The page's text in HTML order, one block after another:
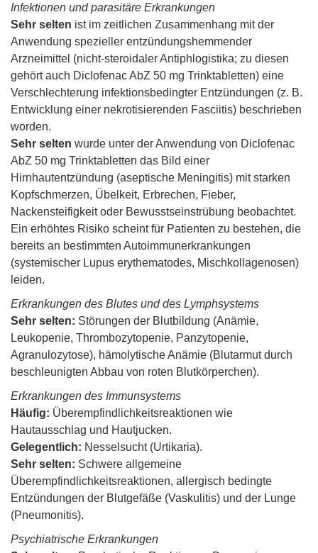
Infektionen und parasitäre Erkrankungen
Sehr selten ist im zeitlichen Zusammenhang mit der
Anwendung spezieller entzündungshemmender
Arzneimittel (nicht-steroidaler Antiphlogistika; zu diesen
gehört auch Diclofenac AbZ 50 mg Trinktabletten) eine
Verschlechterung infektionsbedingter Entzündungen (z. B.
Entwicklung einer nekrotisierenden Fasciitis) beschrieben
worden.
Sehr selten wurde unter der Anwendung von Diclofenac
AbZ 50 mg Trinktabletten das Bild einer
Hirnhautentzündung (aseptische Meningitis) mit starken
Kopfschmerzen, Übelkeit, Erbrechen, Fieber,
Nackensteifigkeit oder Bewusstseinstrübung beobachtet.
Ein erhöhtes Risiko scheint für Patienten zu bestehen, die
bereits an bestimmten Autoimmunerkrankungen
(systemischer Lupus erythematodes, Mischkollagenosen)
leiden.
Erkrankungen des Blutes und des Lymphsystems
Sehr selten: Störungen der Blutbildung (Anämie,
Leukopenie, Thrombozytopenie, Panzytopenie,
Agranulozytose), hämolytische Anämie (Blutarmut durch
beschleunigten Abbau von roten Blutkörperchen).
Erkrankungen des Immunsystems
Häufig: Überempfindlichkeitsreaktionen wie
Hautausschlag und Hautjucken.
Gelegentlich: Nesselsucht (Urtikaria).
Sehr selten: Schwere allgemeine
Überempfindlichkeitsreaktionen, allergisch bedingte
Entzündungen der Blutgefäße (Vaskulitis) und der Lunge
(Pneumonitis).
Psychiatrische Erkrankungen